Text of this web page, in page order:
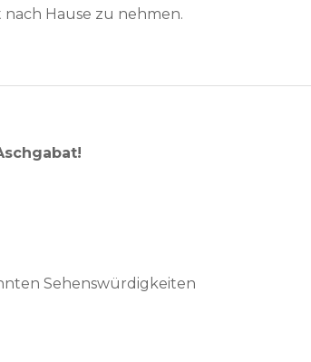
Hause zu nehmen.
Sehenswürdigkeiten